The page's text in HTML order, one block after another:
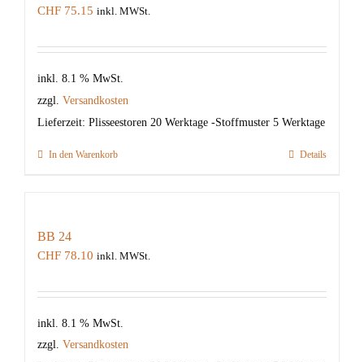
CHF 75.15 inkl. MWSt.
inkl. 8.1 % MwSt.
zzgl. Versandkosten
Lieferzeit: Plisseestoren 20 Werktage -Stoffmuster 5 Werktage
In den Warenkorb Details
BB 24
CHF 78.10 inkl. MWSt.
inkl. 8.1 % MwSt.
zzgl. Versandkosten